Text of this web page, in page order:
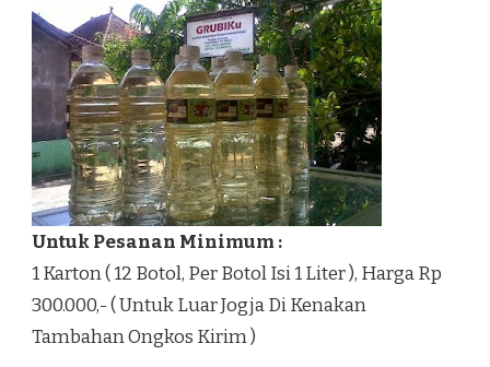
Untuk Pesanan Minimum :
1 Karton ( 12 Botol, Per Botol Isi 1 Liter ), Harga Rp
300.000,- ( Untuk Luar Jogja Di Kenakan
Tambahan Ongkos Kirim )